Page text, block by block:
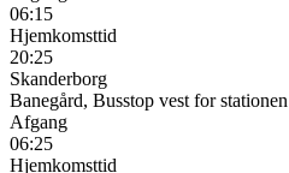
06:15
Hjemkomsttid
20:25
Skanderborg
Banegård, Busstop vest for stationen
Afgang
06:25
Hjemkomsttid